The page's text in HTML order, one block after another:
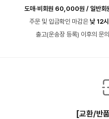
도매·비회원 60,000원 / 일반
주문 및 입금확인 마감은 낮 12시
출고(운송장 등록) 이후의 문
[교환/반